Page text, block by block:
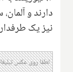
دارند و
نیز یک
لطفا روی عکس